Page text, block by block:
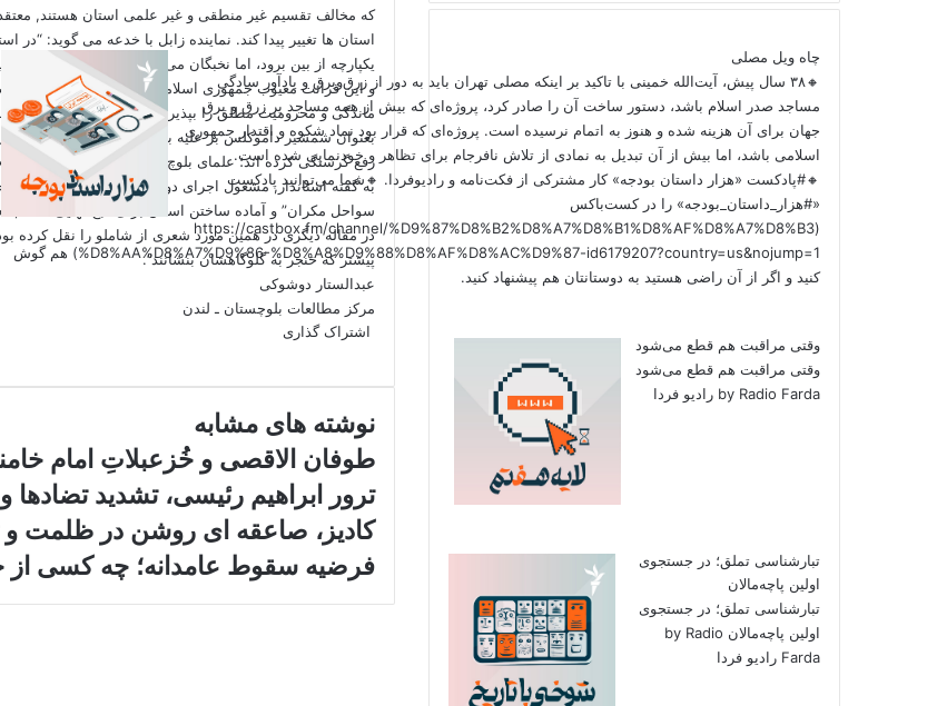
که مخالف تقسیم غیر منطقی و غیر علمی استان هستند,
استان ها تغییر پیدا کند. نماینده زابل با خدعه می گوید: “در
یکپارچه از بین برود، اما نخبگان می گویند چرا باید هزینه
و این قرائت معیوب جمهوری اسلامی است که ادعا می کند
ماندگی و محرومیت مطلق را بپذیرید, یا با تقسیم استان
بعنوان شمشیر داموکلس بر علیه بلوچ و بلوچستان
رفع گرسنگی کرده اند؛ علمای بلوچ را نگران دین و شریعت
به گفته استاندار, مشغول اجرای دو سند یا طرح مهم
سواحل مکران” و آماده ساختن استان برای ذبح نهایی است,
در مقاله دیگری در همین مورد شعری از شاملو را نقل کرده
پیشتر که خنجر به گلوگاهشان بنشانند”.
عبدالستار دوشوکی
مرکز مطالعات بلوچستان ـ لندن
اشتراک گذاری
طریق
ایمیل
نوشته های مشابه
طوفان الاقصی و خُزعبلاتِ امام
ترور ابراهیم رئیسی، تشدید
کادیز، صاعقه ای روشن در ظلمت و
فرضیه سقوط عامدانه؛ چه کسی
چاه ویل مصلی
🔸۳۸ سال پیش، آیت‌الله خمینی با تاکید بر اینکه مصلی تهران باید به دور از زرق‌وبرق و یادآور سادگی
مساجد صدر اسلام باشد، دستور ساخت آن را صادر کرد، پروژه‌ای که بیش از همه مساجد پر زرق و برق
جهان برای آن هزینه شده و هنوز به اتمام نرسیده است. پروژه‌ای که قرار بود نماد شکوه و اقتدار جمهوری
اسلامی باشد، اما بیش از آن تبدیل به نمادی از تلاش نافرجام برای تظاهر و خودنمایی شده است.
🔸#پادکست «هزار داستان بودجه» کار مشترکی از فکت‌نامه و رادیوفردا. 🔸شما می‌توانید پادکست
«#هزار_داستان_بودجه» را در کست‌باکس
(https://castbox.fm/channel/%D9%87%D8%B2%D8%A7%D8%B1%D8%AF%D8%A7%D8%B3
%D8%AA%D8%A7%D9%86-%D8%A8%D9%88%D8%AF%D8%AC%D9%87-id6179207?country=us&nojump=1) هم گوش
کنید و اگر از آن راضی هستید به دوستانتان هم پیشنهاد کنید.
وقتی مراقبت هم قطع می‌شود
وقتی مراقبت هم قطع می‌شود
by Radio Farda رادیو فردا
تبارشناسی تملق؛ در جستجوی
اولین‌ پاچه‌مالان
تبارشناسی تملق؛ در جستجوی
اولین‌ پاچه‌مالان by Radio
Farda رادیو فردا